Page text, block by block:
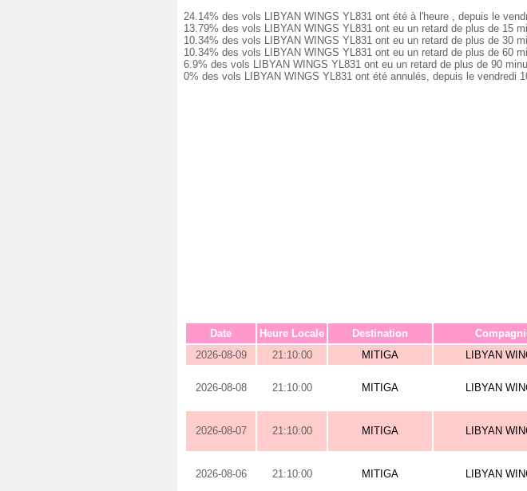
24.14% des vols LIBYAN WINGS YL831 ont été à l'heure , depuis le
13.79% des vols LIBYAN WINGS YL831 ont eu un retard de plus de 15
10.34% des vols LIBYAN WINGS YL831 ont eu un retard de plus de 30
10.34% des vols LIBYAN WINGS YL831 ont eu un retard de plus de 60
6.9% des vols LIBYAN WINGS YL831 ont eu un retard de plus de 90
0% des vols LIBYAN WINGS YL831 ont été annulés, depuis le vendredi
Date Heure Locale Destination
2026-08-09
21:10:00 MITIGA LIBYAN
2026-08-08 21:10:00 MITIGA LIBYAN
2026-08-07 21:10:00 MITIGA LIBYAN
2026-08-06 21:10:00 MITIGA LIBYAN